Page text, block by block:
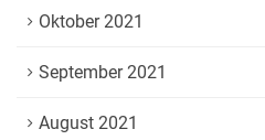
Oktober 2021
September 2021
August 2021